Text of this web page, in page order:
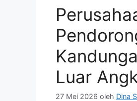
Luar
27 Mei 2026 oleh Dina